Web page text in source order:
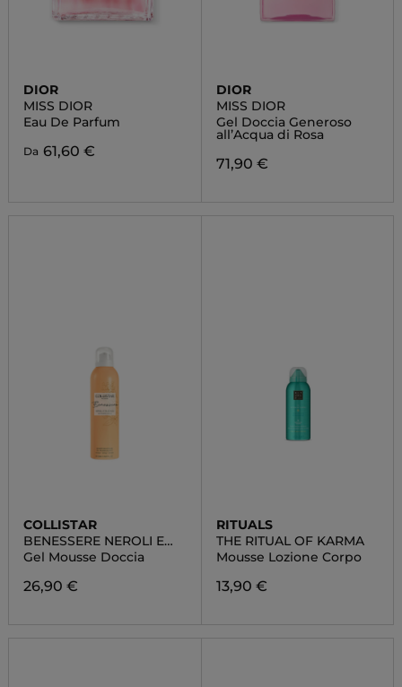
DIOR
MISS DIOR
Eau De Parfum
Da 61,60 €
DIOR
MISS DIOR
Gel Doccia Generoso
all’Acqua di Rosa
71,90 €
COLLISTAR
BENESSERE NEROLI E
ELICRISO
Gel Mousse Doccia
26,90 €
RITUALS
THE RITUAL OF KARMA
Mousse Lozione Corpo
13,90 €